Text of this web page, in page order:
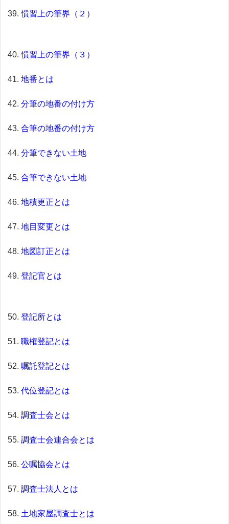
慣習上の筆界（２）
慣習上の筆界（３）
地番とは
分筆の地番の付け方
合筆の地番の付け方
分筆できない土地
合筆できない土地
地積更正とは
地目変更とは
地図訂正とは
登記官とは
登記所とは
職権登記とは
嘱託登記とは
代位登記とは
調査士会とは
調査士会連合会とは
公嘱協会とは
調査士法人とは
土地家屋調査士とは